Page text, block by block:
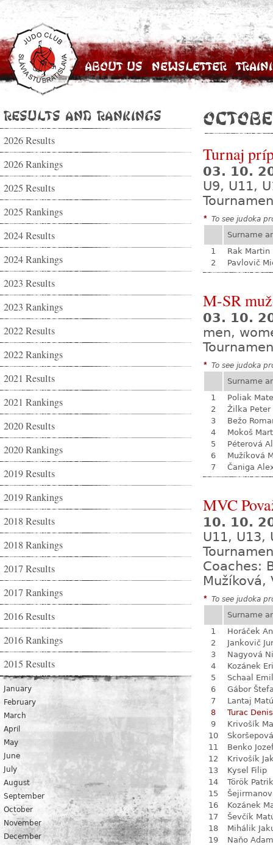
About Us Newsletter
Results and Rankings
2026 Results
2026 Rankings
2025 Results
2025 Rankings
2024 Results
2024 Rankings
2023 Results
2023 Rankings
2022 Results
2022 Rankings
2021 Results
2021 Rankings
2020 Results
2020 Rankings
2019 Results
2019 Rankings
2018 Results
2018 Rankings
2017 Results
2017 Rankings
2016 Results
2016 Rankings
2015 Results
January
February
March
April
May
June
July
August
September
October
November
December
Turnaj
03. 10.
U9, U11,
* To see judoka
Surname
1
Rak Martin
2
Pavlovič
M-SR
03. 10.
men,
* To see judoka
Surname
1
Poliak
2
Žilka Peter
3
Bežo
4
Mokoš
5
Péterová
6
Mužíková
7
Čaniga
MVC
10. 10.
U11, U13,
Coaches:
Mužíková,
* To see judoka
Surname
1
Horáček
2
Jankovič
3
Nagyová
4
Kozánek
5
Schaal
6
Gábor
7
Lantaj
8
Turac Denis
9
Krivošík
10
11
Benko
12
Krivošík
13
Kysel Filip
14
Török Patrik
15
16
Kozánek
17
Ševčík
18
Mihálik
19
Naňo Adam